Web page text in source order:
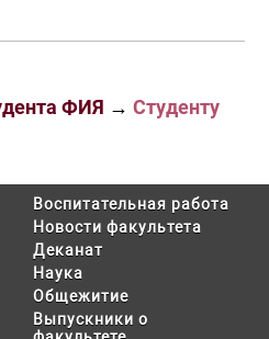
ФИЯ →Студенту
Воспитательная работа
Новости факультета
Деканат
Наука
Общежитие
Выпускники о